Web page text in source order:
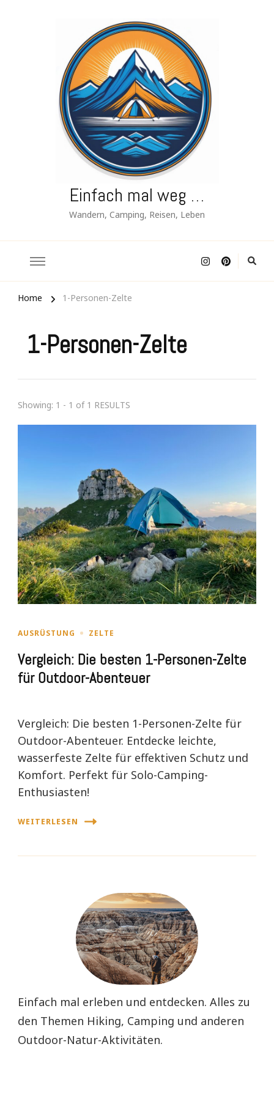
Einfach mal weg …
Wandern, Camping, Reisen, Leben
Home 1-Personen-Zelte
1-Personen-Zelte
Showing: 1 - 1 of 1 RESULTS
AUSRÜSTUNG ZELTE
Vergleich: Die besten 1-Personen-Zelte
für Outdoor-Abenteuer
Vergleich: Die besten 1-Personen-Zelte für
Outdoor-Abenteuer. Entdecke leichte,
wasserfeste Zelte für effektiven Schutz und
Komfort. Perfekt für Solo-Camping-
Enthusiasten!
WEITERLESEN
Einfach mal erleben und entdecken. Alles zu
den Themen Hiking, Camping und anderen
Outdoor-Natur-Aktivitäten.